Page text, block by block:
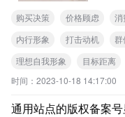
群
离
事
这
贵
购买决策 价格顾虑 消
内行形象
打击动机
理想自我形象
目标距离
时间： 2023-10-18 14:17:00
通用站点的版权备案